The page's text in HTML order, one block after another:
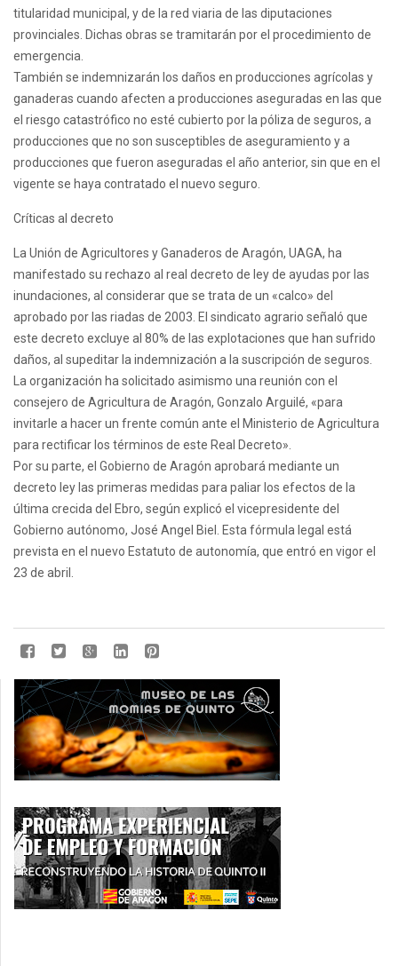
titularidad municipal, y de la red viaria de las diputaciones
provinciales. Dichas obras se tramitarán por el procedimiento de
emergencia.
También se indemnizarán los daños en producciones agrícolas y
ganaderas cuando afecten a producciones aseguradas en las que
el riesgo catastrófico no esté cubierto por la póliza de seguros, a
producciones que no son susceptibles de aseguramiento y a
producciones que fueron aseguradas el año anterior, sin que en el
vigente se haya contratado el nuevo seguro.
Críticas al decreto
La Unión de Agricultores y Ganaderos de Aragón, UAGA, ha
manifestado su rechazo al real decreto de ley de ayudas por las
inundaciones, al considerar que se trata de un «calco» del
aprobado por las riadas de 2003. El sindicato agrario señaló que
este decreto excluye al 80% de las explotaciones que han sufrido
daños, al supeditar la indemnización a la suscripción de seguros.
La organización ha solicitado asimismo una reunión con el
consejero de Agricultura de Aragón, Gonzalo Arguilé, «para
invitarle a hacer un frente común ante el Ministerio de Agricultura
para rectificar los términos de este Real Decreto».
Por su parte, el Gobierno de Aragón aprobará mediante un
decreto ley las primeras medidas para paliar los efectos de la
última crecida del Ebro, según explicó el vicepresidente del
Gobierno autónomo, José Angel Biel. Esta fórmula legal está
prevista en el nuevo Estatuto de autonomía, que entró en vigor el
23 de abril.